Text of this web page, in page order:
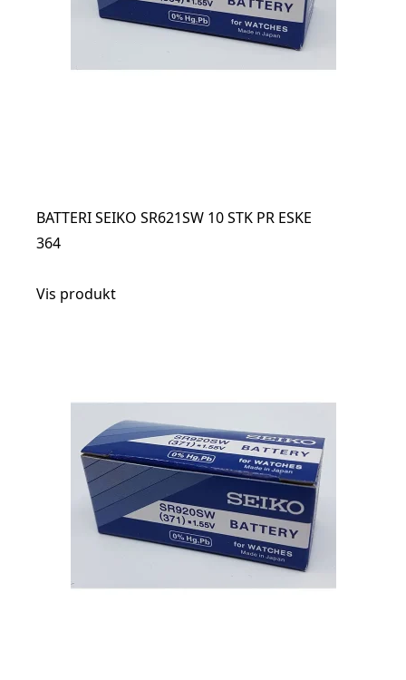
BATTERI SEIKO SR621SW 10 STK PR ESKE
364
Vis produkt